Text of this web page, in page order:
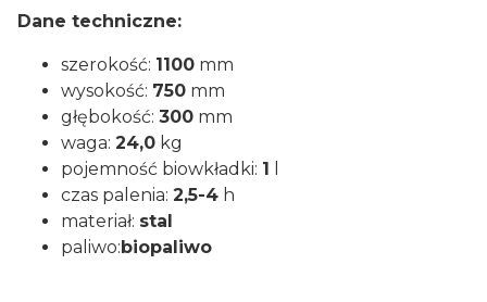
Dane techniczne:
szerokość: 1100 mm
wysokość: 750 mm
głębokość: 300 mm
waga: 24,0 kg
pojemność biowkładki: 1
czas palenia: 2,5-4 h
materiał: stal
paliwo: biopaliwo